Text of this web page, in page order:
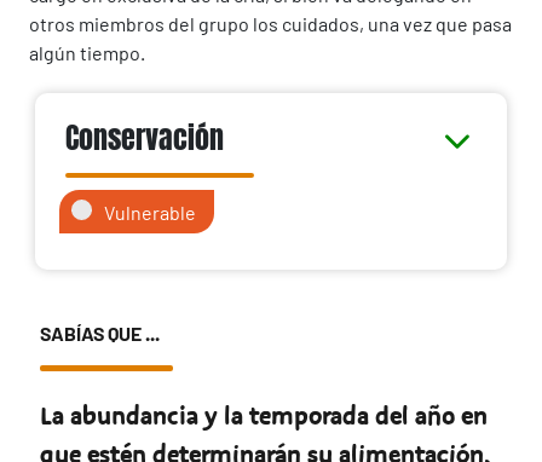
otros miembros del grupo los cuidados, una vez que pasa
algún tiempo.
Conservación
Vulnerable
SABÍAS QUE ...
La abundancia y la temporada del año en